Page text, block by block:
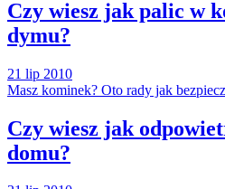
Czy wiesz jak palic w
dymu?
21 lip 2010
Masz kominek? Oto rady jak
Czy wiesz jak
domu?